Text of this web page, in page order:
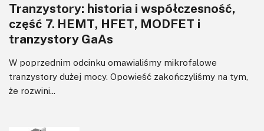
Tranzystory: historia i współczesność,
część 7. HEMT, HFET, MODFET i
tranzystory GaAs
W poprzednim odcinku omawialiśmy mikrofalowe
tranzystory dużej mocy. Opowieść zakończyliśmy na tym,
że rozwini...